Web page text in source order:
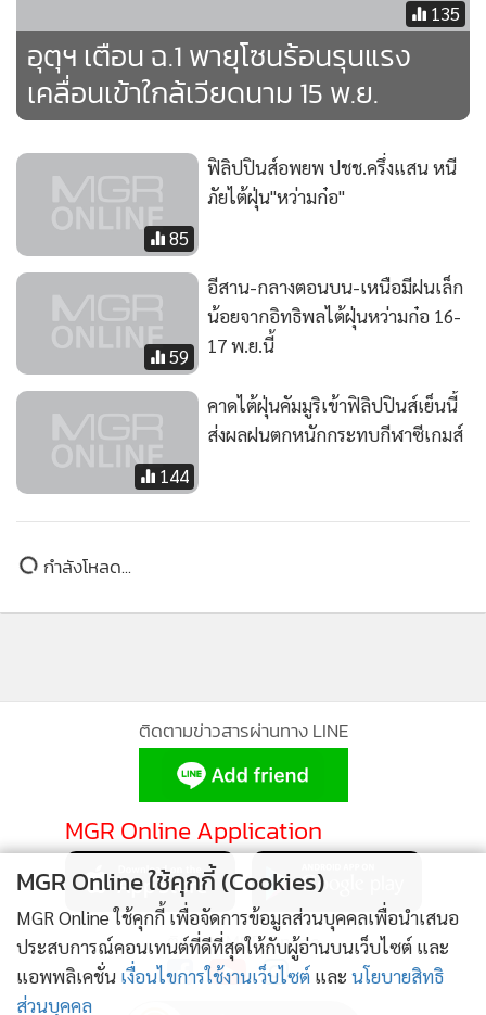
135
อุตุฯ เตือน ฉ.1 พายุโซนร้อนรุนแรง
เคลื่อนเข้าใกล้เวียดนาม 15 พ.ย.
85
ฟิลิปปินส์อพยพ ปชช.ครึ่งแสน หนี
ภัยไต้ฝุ่น"หว่ามก๋อ"
59
อีสาน-กลางตอนบน-เหนือมีฝนเล็ก
น้อยจากอิทธิพลไต้ฝุ่นหว่ามก๋อ 16-
17 พ.ย.นี้
144
คาดไต้ฝุ่นคัมมูริเข้าฟิลิปปินส์เย็นนี้
ส่งผลฝนตกหนักกระทบกีฬาซีเกมส์
ข่าวในหมวดล่าสุด
2
ไม่ไหวแล้ว! ผู้นำเกาหลีใต้สั่งระดมทุกวิธีสู้ 'คลื่นความ
ร้อน' หลังยอดดับพุ่งกว่า 20 ราย
4
คนไร้เพื่อน!สื่อเขมรเย้ยไทยขัดแย้งหนักกับเพื่อนบ้าน
มาเลเซียโต้เดือด'อนุทิน'กล่าวหาให้แหล่งกบดานโจรใต้
ข่าวอื่นในหมวด
MGR Online ใช้คุกกี้ (Cookies)
MGR Online ใช้คุกกี้ เพื่อจัดการข้อมูลส่วนบุคคลเพื่อนำเสนอ
ประสบการณ์คอนเทนต์ที่ดีที่สุดให้กับผู้อ่านบนเว็บไซต์ และ
แอพพลิเคชั่น เงื่อนไขการใช้งานเว็บไซต์ และ นโยบายสิทธิ
ส่วนบุคคล